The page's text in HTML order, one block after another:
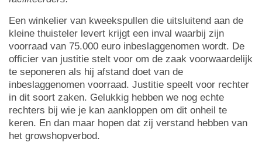
Een winkelier van kweekspullen die uitsluitend aan de
kleine thuisteler levert krijgt een inval waarbij zijn
voorraad van 75.000 euro inbeslaggenomen wordt. De
officier van justitie stelt voor om de zaak voorwaardelijk
te seponeren als hij afstand doet van de
inbeslaggenomen voorraad. Justitie speelt voor rechter
in dit soort zaken. Gelukkig hebben we nog echte
rechters bij wie je kan aankloppen om dit onheil te
keren. En dan maar hopen dat zij verstand hebben van
het growshopverbod.